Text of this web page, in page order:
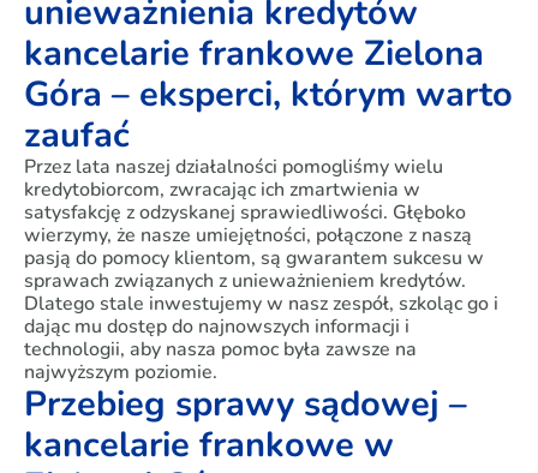
unieważnienia kredytów
kancelarie frankowe Zielona
Góra – eksperci, którym warto
zaufać
Przez lata naszej działalności pomogliśmy wielu
kredytobiorcom, zwracając ich zmartwienia w
satysfakcję z odzyskanej sprawiedliwości. Głęboko
wierzymy, że nasze umiejętności, połączone z naszą
pasją do pomocy klientom, są gwarantem sukcesu w
sprawach związanych z unieważnieniem kredytów.
Dlatego stale inwestujemy w nasz zespół, szkoląc go i
dając mu dostęp do najnowszych informacji i
technologii, aby nasza pomoc była zawsze na
najwyższym poziomie.
Przebieg sprawy sądowej –
kancelarie frankowe w